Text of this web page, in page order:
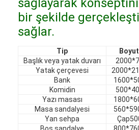
Ofis mobilyaları
Döşemeli Mobilya
sağlayarak
bir şekilde
sağlar.
Tip
Başlık veya yatak duvarı
Yatak çerçevesi
Bank
Komidin
Yazı masası
Masa sandalyesi
Yan sehpa